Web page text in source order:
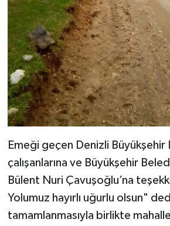
Emeği geçen Denizli Büyükşehir
çalışanlarına ve Büyükşehir
Bülent Nuri Çavuşoğlu’na
Yolumuz hayırlı uğurlu olsun"
tamamlanmasıyla birlikte